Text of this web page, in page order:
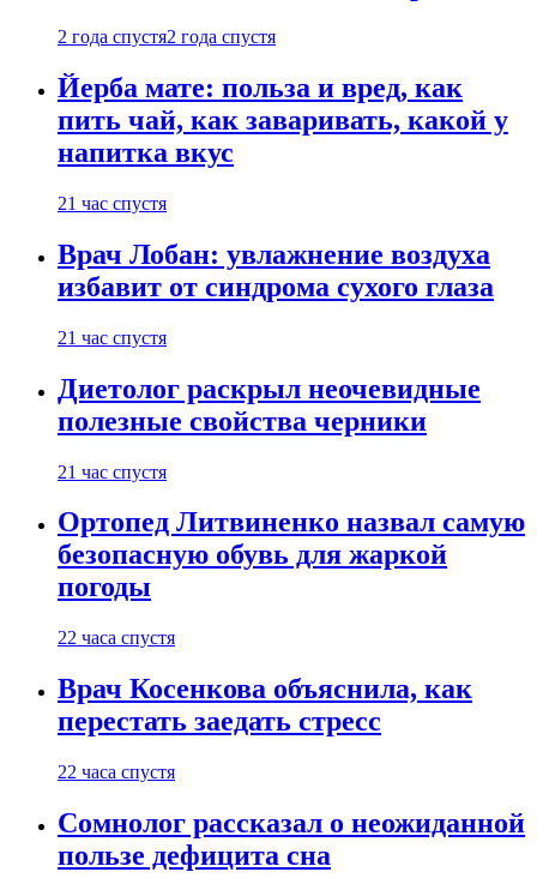
2 года спустя2 года спустя
Йерба мате: польза и вред, как
пить чай, как заваривать, какой у
напитка вкус
21 час спустя
Врач Лобан: увлажнение воздуха
избавит от синдрома сухого глаза
21 час спустя
Диетолог раскрыл неочевидные
полезные свойства черники
21 час спустя
Ортопед Литвиненко назвал самую
безопасную обувь для жаркой
погоды
22 часа спустя
Врач Косенкова объяснила, как
перестать заедать стресс
22 часа спустя
Сомнолог рассказал о неожиданной
пользе дефицита сна